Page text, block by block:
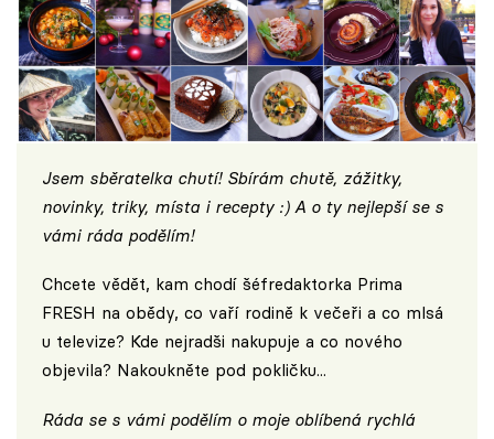
Jsem sběratelka chutí! Sbírám chutě, zážitky,
novinky, triky, místa i recepty :) A o ty nejlepší se s
vámi ráda podělím!
Chcete vědět, kam chodí šéfredaktorka Prima
FRESH na obědy, co vaří rodině k večeři a co mlsá
u televize? Kde nejradši nakupuje a co nového
objevila? Nakoukněte pod pokličku...
Ráda se s vámi podělím o moje oblíbená rychlá